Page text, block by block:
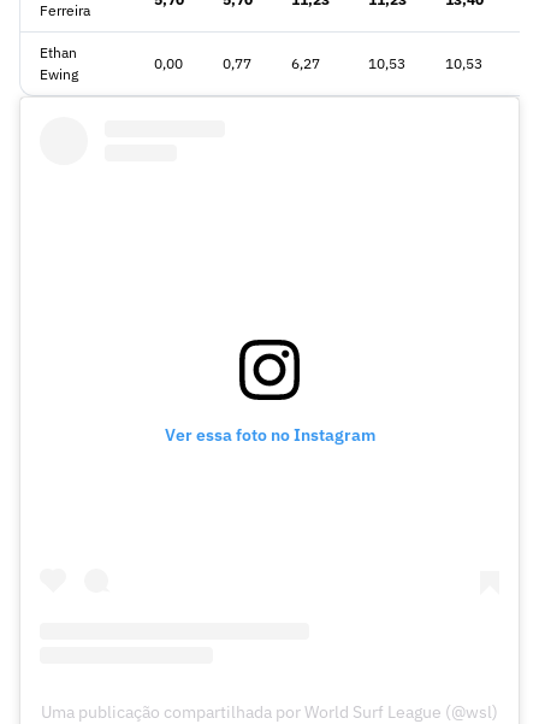
Ferreira
Ethan
Ewing
0,00 0,77 6,27 10,53 10,53
Ver essa foto no Instagram
Uma publicação compartilhada por World Surf League (@wsl)